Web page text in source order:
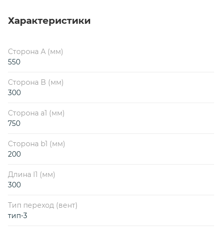
Характеристики
Сторона А (мм)
550
Сторона B (мм)
300
Сторона a1 (мм)
750
Сторона b1 (мм)
200
Длина l1 (мм)
300
Тип переход (вент)
тип-3